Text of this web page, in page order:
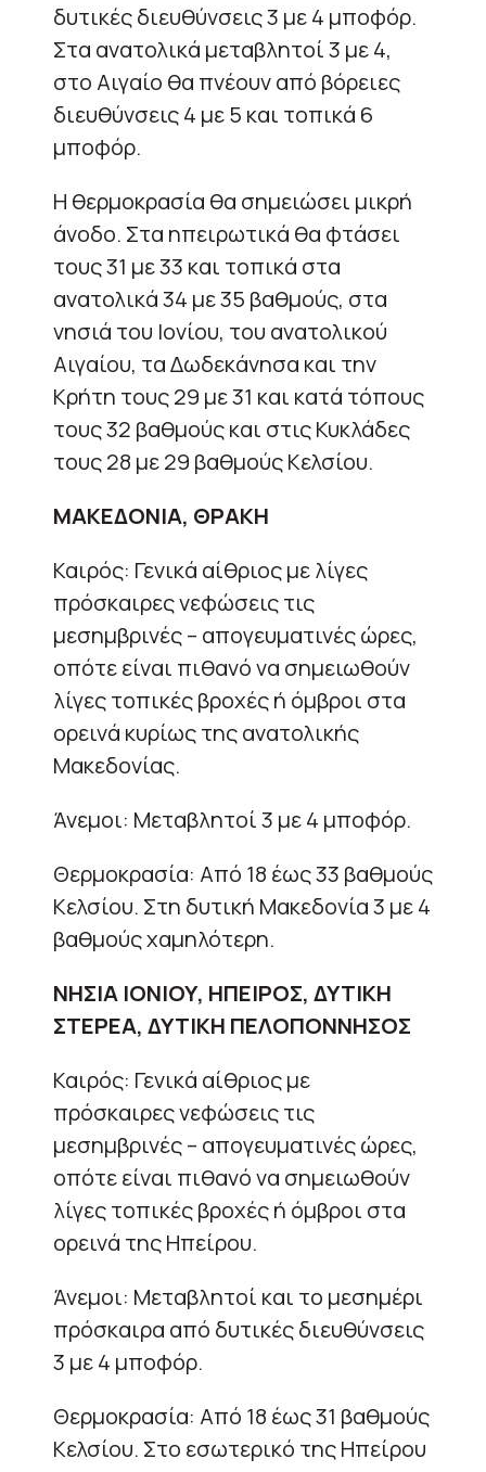
δυτικές διευθύνσεις 3 με 4 μποφόρ.
Στα ανατολικά μεταβλητοί 3 με 4,
στο Αιγαίο θα πνέουν από βόρειες
διευθύνσεις 4 με 5 και τοπικά 6
μποφόρ.
Η θερμοκρασία θα σημειώσει μικρή
άνοδο. Στα ηπειρωτικά θα φτάσει
τους 31 με 33 και τοπικά στα
ανατολικά 34 με 35 βαθμούς, στα
νησιά του Ιονίου, του ανατολικού
Αιγαίου, τα Δωδεκάνησα και την
Κρήτη τους 29 με 31 και κατά τόπους
τους 32 βαθμούς και στις Κυκλάδες
τους 28 με 29 βαθμούς Κελσίου.
ΜΑΚΕΔΟΝΙΑ, ΘΡΑΚΗ
Καιρός: Γενικά αίθριος με λίγες
πρόσκαιρες νεφώσεις τις
μεσημβρινές – απογευματινές ώρες,
οπότε είναι πιθανό να σημειωθούν
λίγες τοπικές βροχές ή όμβροι στα
ορεινά κυρίως της ανατολικής
Μακεδονίας.
Άνεμοι: Μεταβλητοί 3 με 4 μποφόρ.
Θερμοκρασία: Από 18 έως 33 βαθμούς
Κελσίου. Στη δυτική Μακεδονία 3 με 4
βαθμούς χαμηλότερη.
ΝΗΣΙΑ ΙΟΝΙΟΥ, ΗΠΕΙΡΟΣ, ΔΥΤΙΚΗ
ΣΤΕΡΕΑ, ΔΥΤΙΚΗ ΠΕΛΟΠΟΝΝΗΣΟΣ
Καιρός: Γενικά αίθριος με
πρόσκαιρες νεφώσεις τις
μεσημβρινές – απογευματινές ώρες,
οπότε είναι πιθανό να σημειωθούν
λίγες τοπικές βροχές ή όμβροι στα
ορεινά της Ηπείρου.
Άνεμοι: Μεταβλητοί και το μεσημέρι
πρόσκαιρα από δυτικές διευθύνσεις
3 με 4 μποφόρ.
Θερμοκρασία: Από 18 έως 31 βαθμούς
Κελσίου. Στο εσωτερικό της Ηπείρου